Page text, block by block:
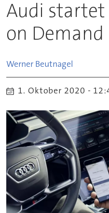
Audi
on Demand
Werner Beutnagel
1. Oktober 2020 -